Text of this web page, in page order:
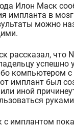
Илон Маск
импланта в
можно
рассказал, что
успешно
компьютером
имплант был
иной
с имплантом